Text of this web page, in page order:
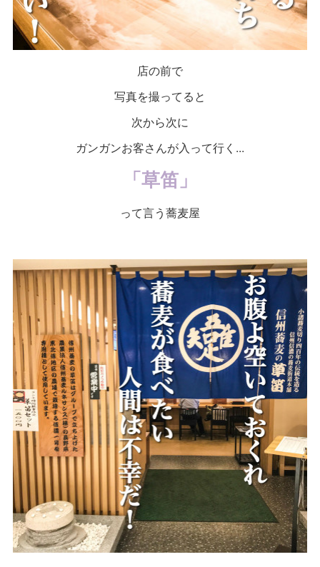
店の前で
写真を撮ってると
次から次に
ガンガンお客さんが入って行く...
「草笛」
って言う蕎麦屋